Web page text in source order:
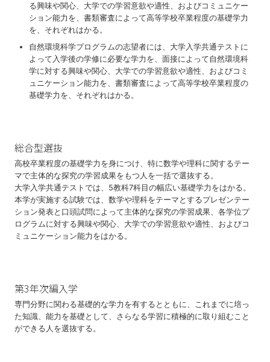
る興味や関⼼、⼤学での学習意欲や適性、およびコミュニケー
ション能⼒を、書類審査によって⾼等学校卒業程度の基礎学⼒
を、それぞれはかる。
⾃然環境科学プログラムの志望者には、⼤学⼊学共通テストに
よって⼊学後の学修に必要な学⼒を、⾯接によって⾃然環境科
学に対する興味や関⼼、⼤学での学習意欲や適性、およびコミ
ュニケーション能⼒を、書類審査によって⾼等学校卒業程度の
基礎学⼒を、それぞれはかる。
総合型選抜
高校卒業程度の基礎学力を身につけ、特に数学や理科に関するテー
マで主体的な探究の学習成果をもつ人を一括で選抜する。
大学入学共通テストでは、5教科7科目の幅広い基礎学力をはかる。
本学が実施する試験では、数学や理科をテーマとするプレゼンテー
ション発表と口頭試問によって主体的な探究の学習成果、各学位プ
ログラムに対する興味や関心、大学での学習意欲や適性、およびコ
ミュニケーション能力をはかる。
第3年次編入学
専門分野に関わる基礎的な学力を有するとともに、これまでに培っ
た知識、能力を基礎として、さらなる学習に積極的に取り組むこと
ができる人を選抜する。